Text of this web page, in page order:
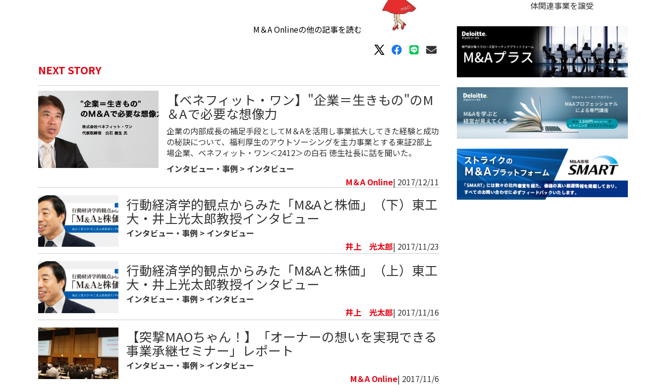
M＆A Onlineの他の記事を読む
NEXT STORY
【ベネフィット・ワン】"企業＝生きもの"のM
＆Aで必要な想像力
企業の内部成長の補足手段としてM＆Aを活用し事業拡大してきた経験と成功
の秘訣について、福利厚生のアウトソーシングを主力事業とする東証2部上
場企業、ベネフィット・ワン＜2412＞の白石 徳生社長に話を聞いた。
インタビュー・事例 > インタビュー
M＆A Online| 2017/12/11
行動経済学的観点からみた「M&Aと株価」（下）東工
大・井上光太郎教授インタビュー
インタビュー・事例 > インタビュー
井上 光太郎| 2017/11/23
行動経済学的観点からみた「M&Aと株価」（上）東工
大・井上光太郎教授インタビュー
インタビュー・事例 > インタビュー
井上 光太郎| 2017/11/16
【突撃MAOちゃん！】「オーナーの想いを実現できる
事業承継セミナー」レポート
インタビュー・事例 > インタビュー
M＆A Online| 2017/11/6
体関連事業を譲受